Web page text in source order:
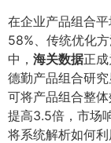
在企业产品组合
58%、传统优化
中， 海关数据正成
德勤产品组合研
可将产品组合整
提高3.5倍，市场
将系统解析如何